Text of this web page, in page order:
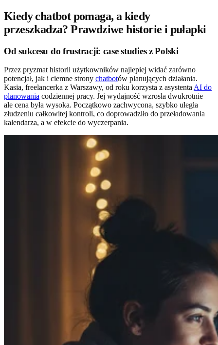
Kiedy chatbot pomaga, a kiedy
przeszkadza? Prawdziwe historie i pułapki
Od sukcesu do frustracji: case studies z Polski
Przez pryzmat historii użytkowników najlepiej widać zarówno
potencjał, jak i ciemne strony chatbotów planujących działania.
Kasia, freelancerka z Warszawy, od roku korzysta z asystenta AI do
planowania codziennej pracy. Jej wydajność wzrosła dwukrotnie –
ale cena była wysoka. Początkowo zachwycona, szybko uległa
złudzeniu całkowitej kontroli, co doprowadziło do przeładowania
kalendarza, a w efekcie do wyczerpania.